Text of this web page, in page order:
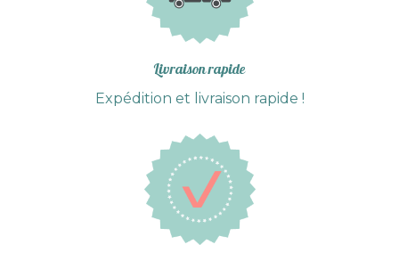
Livraison rapide
Expédition et livraison rapide !